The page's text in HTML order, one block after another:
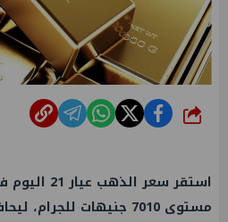
شارك
استقر سعر
مستوى 7010 جنيهات